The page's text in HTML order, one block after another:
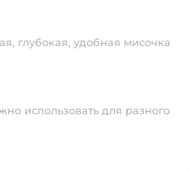
глубокая, удобная мисочка
использовать для разного